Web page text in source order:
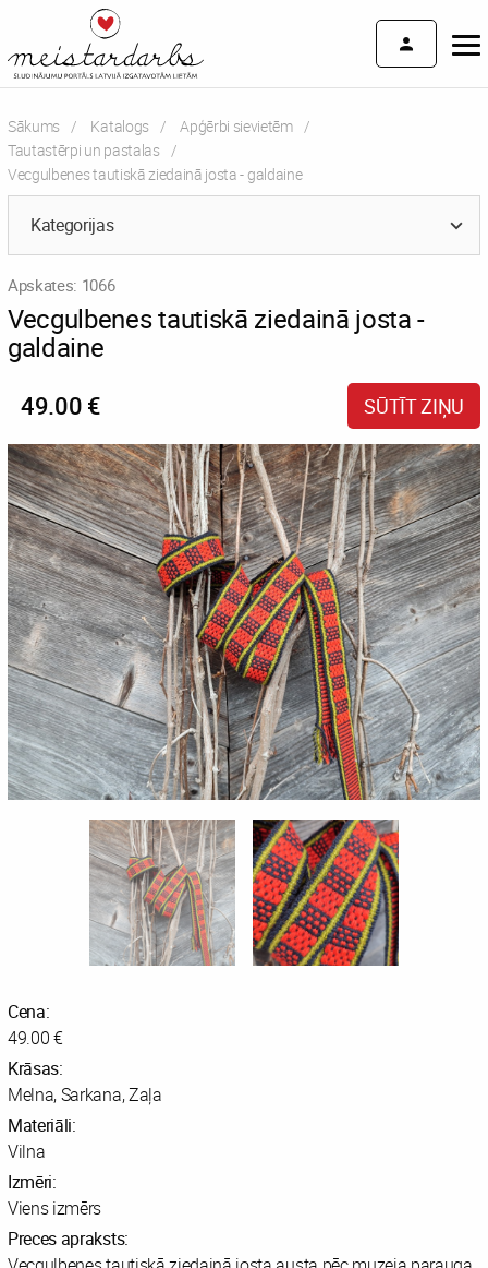
Sākums Katalogs
Apģērbi sievietēm
Tautastērpi un pastalas
Current:
Vecgulbenes tautiskā ziedainā josta - galdaine
Kategorijas
Apskates: 1066
Vecgulbenes tautiskā ziedainā josta -
galdaine
49.00 € SŪTĪT ZIŅU
Cena:
49.00 €
Krāsas:
Melna, Sarkana, Zaļa
Materiāli:
Vilna
Izmēri:
Viens izmērs
Preces apraksts: